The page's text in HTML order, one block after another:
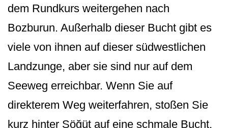
dem Rundkurs weitergehen nach
Bozburun. Außerhalb dieser Bucht gibt es
viele von ihnen auf dieser südwestlichen
Landzunge, aber sie sind nur auf dem
Seeweg erreichbar. Wenn Sie auf
direkterem Weg weiterfahren, stoßen Sie
kurz hinter Söğüt auf eine schmale Bucht,